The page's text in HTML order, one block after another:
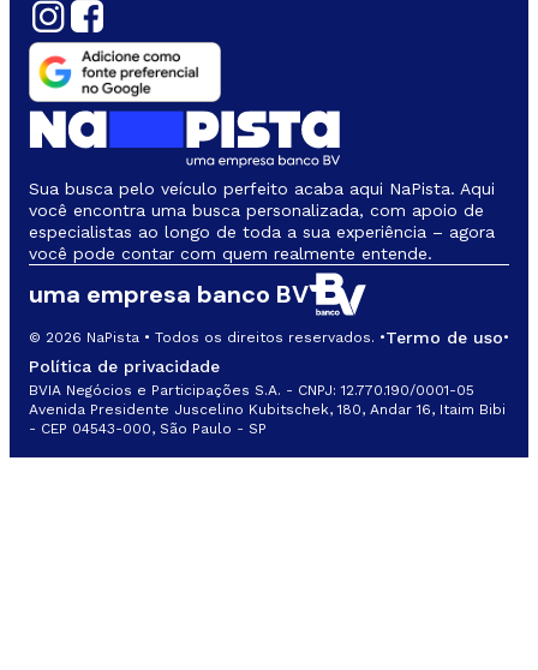
Sua busca pelo veículo perfeito acaba aqui NaPista. Aqui
você encontra uma busca personalizada, com apoio de
especialistas ao longo de toda a sua experiência – agora
você pode contar com quem realmente entende.
© 2026 NaPista • Todos os direitos reservados. •Termo de uso•
Política de privacidade
BVIA Negócios e Participações S.A. - CNPJ: 12.770.190/0001-05
Avenida Presidente Juscelino Kubitschek, 180, Andar 16, Itaim Bibi
- CEP 04543-000, São Paulo - SP
uma empresa banco BV